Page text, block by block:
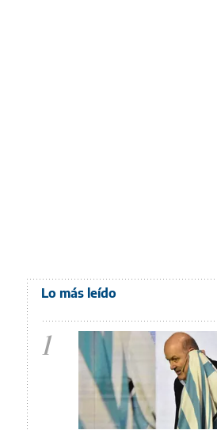
Lo más leído
1